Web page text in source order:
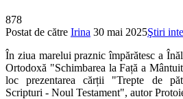
878
Postat de către Irina 30 mai 2025Ştiri
În ziua marelui praznic împărătesc a
Ortodoxă "Schimbarea la Față a
loc prezentarea cărții "Trepte de
Scripturi - Noul Testament", autor